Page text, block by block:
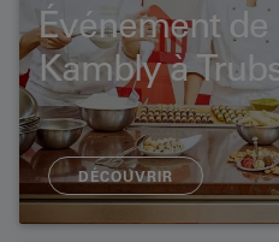
Événement de
Kambly à
DÉCOUVRIR